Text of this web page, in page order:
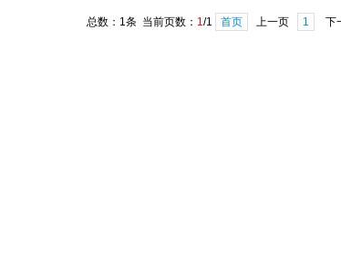
总数：1条 当前页数： 1/1 首页 上一页 1 下